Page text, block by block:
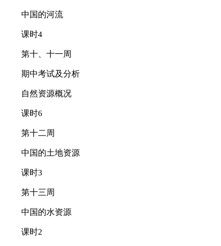
中国的河流
课时4
第十、十一周
期中考试及分析
自然资源概况
课时6
第十二周
中国的土地资源
课时3
第十三周
中国的水资源
课时2